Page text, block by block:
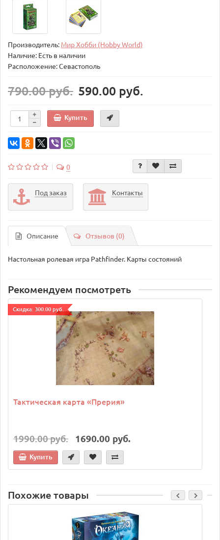
Производитель: Мир Хобби (Hobby World)
Наличие: Есть в наличии
Расположение: Севастополь
790.00 руб. 590.00 руб.
Купить
0
Под заказ Контакты
Описание Отзывов (0)
Настольная ролевая игра Pathfinder. Карты состояний
Рекомендуем посмотреть
Cкидка: 300.00 руб.
Тактическая карта «Прерия»
1990.00 руб. 1690.00 руб.
Купить
Похожие товары